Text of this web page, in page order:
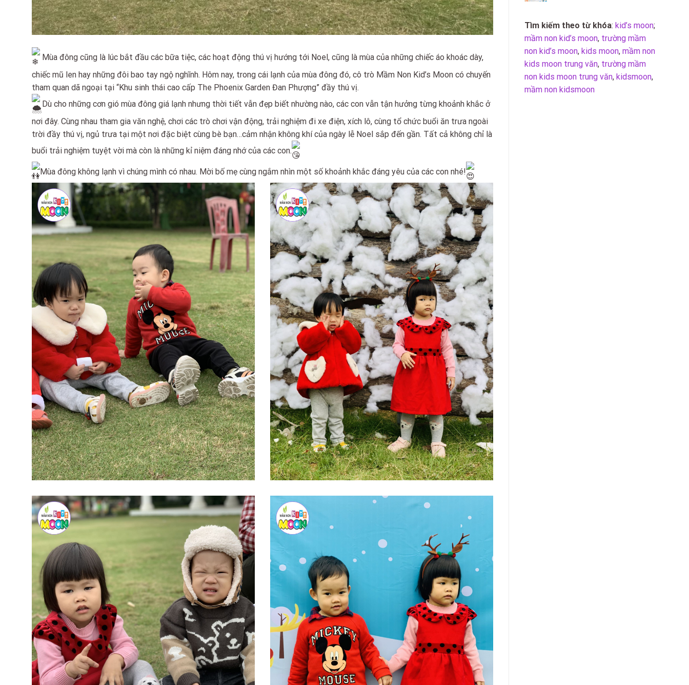
Mùa đông cũng là lúc bắt đầu các bữa tiệc, các hoạt động thú vị hướng tới Noel, cũng là mùa của những chiếc áo khoác dày,
chiếc mũ len hay những đôi bao tay ngộ nghĩnh. Hôm nay, trong cái lạnh của mùa đông đó, cô trò Mầm Non Kid’s Moon có chuyến
tham quan dã ngoại tại “Khu sinh thái cao cấp The Phoenix Garden Đan Phượng” đầy thú vị.
Dù cho những cơn gió mùa đông giá lạnh nhưng thời tiết vẫn đẹp biết nhường nào, các con vẫn tận hưởng từng khoảnh khắc ở
nơi đây. Cùng nhau tham gia văn nghệ, chơi các trò chơi vận động, trải nghiệm đi xe điện, xích lô, cùng tổ chức buổi ăn trưa ngoài
trời đầy thú vị, ngủ trưa tại một nơi đặc biệt cùng bè bạn…cảm nhận không khí của ngày lễ Noel sắp đến gần. Tất cả không chỉ là
buổi trải nghiệm tuyệt vời mà còn là những kỉ niệm đáng nhớ của các con.
Mùa đông không lạnh vì chúng mình có nhau. Mời bố mẹ cùng ngắm nhìn một số khoảnh khắc đáng yêu của các con nhé!
Tìm kiếm theo từ khóa: kid’s moon;
mầm non kid’s moon, trường mầm
non kid’s moon, kids moon, mầm non
kids moon trung văn, trường mầm
non kids moon trung văn, kidsmoon,
mầm non kidsmoon